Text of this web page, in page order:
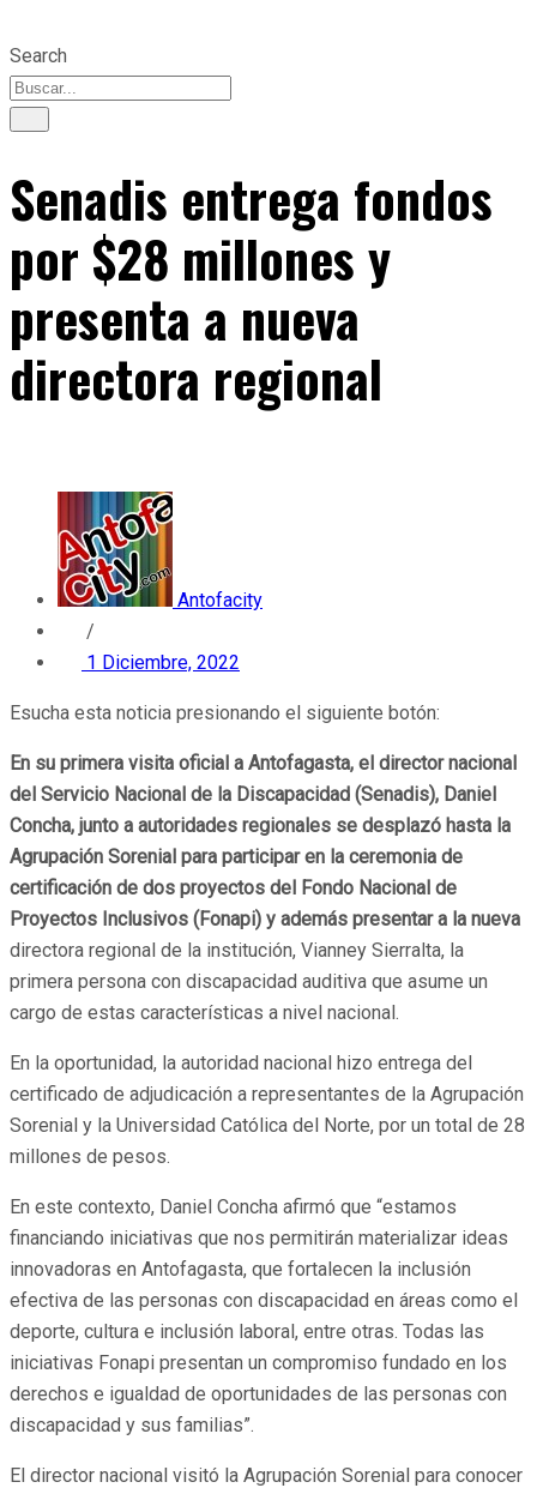
Search
Senadis entrega fondos
por $28 millones y
presenta a nueva
directora regional
Antofacity
/
1 Diciembre, 2022
Esucha esta noticia presionando el siguiente botón:
En su primera visita oficial a Antofagasta, el director nacional
del Servicio Nacional de la Discapacidad (Senadis), Daniel
Concha, junto a autoridades regionales se desplazó hasta la
Agrupación Sorenial para participar en la ceremonia de
certificación de dos proyectos del Fondo Nacional de
Proyectos Inclusivos (Fonapi) y además presentar a la nueva
directora regional de la institución, Vianney Sierralta, la
primera persona con discapacidad auditiva que asume un
cargo de estas características a nivel nacional.
En la oportunidad, la autoridad nacional hizo entrega del
certificado de adjudicación a representantes de la Agrupación
Sorenial y la Universidad Católica del Norte, por un total de 28
millones de pesos.
En este contexto, Daniel Concha afirmó que “estamos
financiando iniciativas que nos permitirán materializar ideas
innovadoras en Antofagasta, que fortalecen la inclusión
efectiva de las personas con discapacidad en áreas como el
deporte, cultura e inclusión laboral, entre otras. Todas las
iniciativas Fonapi presentan un compromiso fundado en los
derechos e igualdad de oportunidades de las personas con
discapacidad y sus familias”.
El director nacional visitó la Agrupación Sorenial para conocer